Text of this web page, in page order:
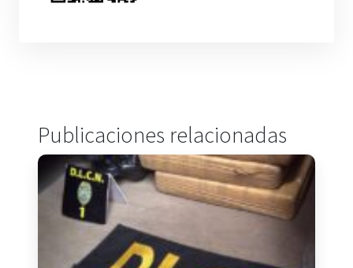
Publicaciones relacionadas